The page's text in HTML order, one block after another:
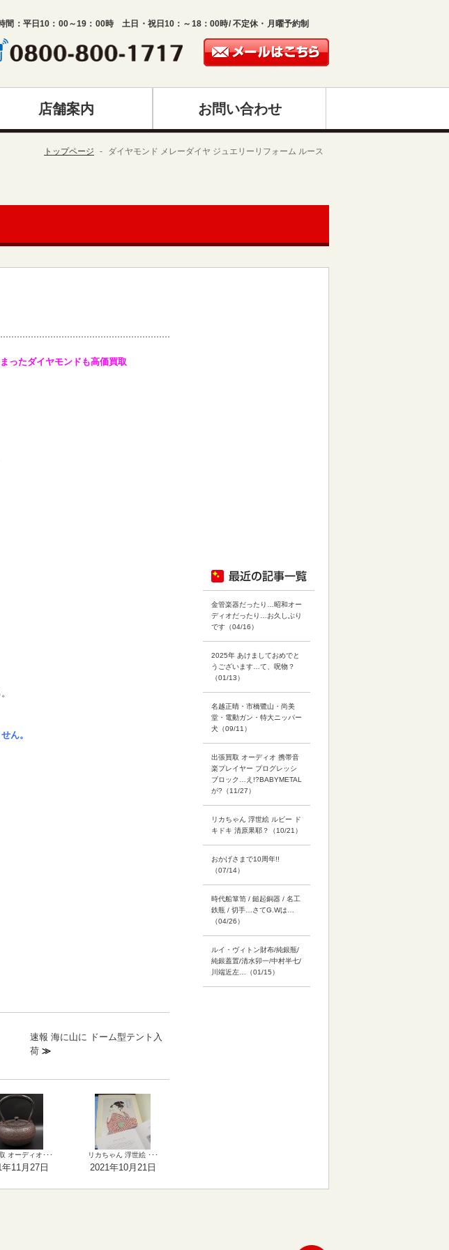
間：平日10：00～19：00時 土日・祝日10：～18：00時/ 不定休・月曜予約制
店舗案内 お問い合わせ
トップページ ダイヤモンド メレーダイヤ ジュエリーリフォーム ルース
ったダイヤモンドも高価買取
ん。
速報 海に山に ドーム型テント入
荷 ≫
オーディオ･･･
11月27日
リカちゃん 浮世絵 ･･･
2021年10月21日
金管楽器だったり…昭和オー
ディオだったり…お久しぶり
です（04/16）
2025年 あけましておめでと
うございます…て、呪物？
（01/13）
名越正晴・市橋鷺山・尚美
堂・電動ガン・特大ニッパー
犬（09/11）
出張買取 オーディオ 携帯音
楽プレイヤー プログレッシ
ブロック…え!?BABYMETAL
が?（11/27）
リカちゃん 浮世絵 ルビー ド
キドキ 清原果耶？（10/21）
おかげさまで10周年!!
（07/14）
時代船箪笥 / 鎚起銅器 / 名工
鉄瓶 / 切手…さてG.Wは…
（04/26）
ルイ・ヴィトン財布/純銀瓶/
純銀蓋置/清水卯一/中村半七/
川端近左…（01/15）